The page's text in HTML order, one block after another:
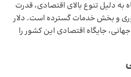
دلیل تنوع بالای اقتصادی، قدرت
و بخش خدمات گسترده است. دلار
جهانی، جایگاه اقتصادی این کشور را